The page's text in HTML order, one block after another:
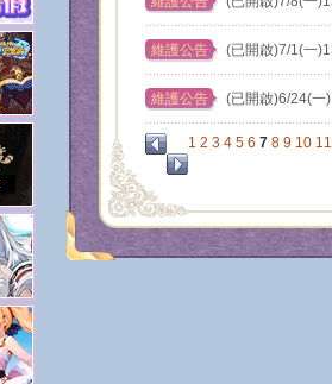
維護公告 (已開啟)7/1(一
維護公告 (已開啟)6/24(一
1 2 3 4 5 6 7 8 9 10 11